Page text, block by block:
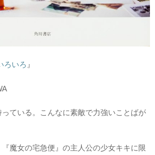
ろいろ 』
ている。こんなに素敵で力強いことばが
魔女の宅急便』の主人公の少女キキに限